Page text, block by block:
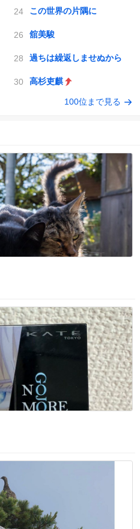
この世界の片隅に
舘美駿
過ちは繰返しませぬから
高杉吏麒
100位まで見る